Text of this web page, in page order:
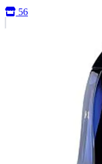
56